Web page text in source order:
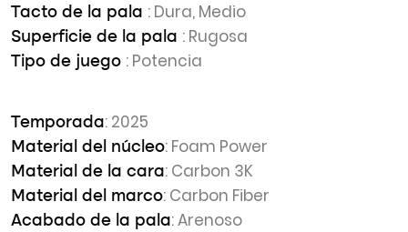
Tacto de la pala : Dura, Medio
Superficie de la pala : Rugosa
Tipo de juego : Potencia
Temporada: 2025
Material del núcleo: Foam Power
Material de la cara: Carbon 3K
Material del marco: Carbon Fiber
Acabado de la pala: Arenoso